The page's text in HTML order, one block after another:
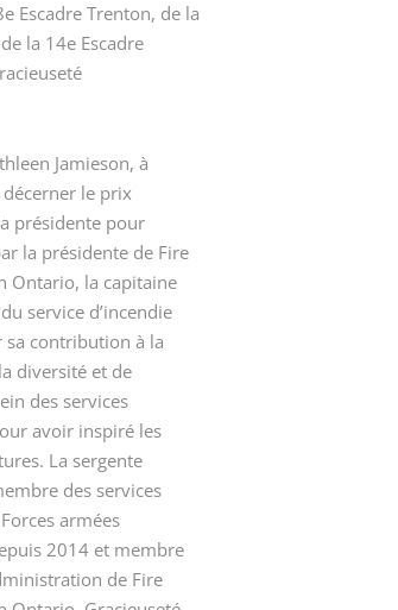
Escadre Trenton, de la
la 14e Escadre
Jamieson, à
décerner le prix
présidente pour
la présidente de Fire
Ontario, la capitaine
service d’incendie
sa contribution à la
diversité et de
des services
avoir inspiré les
La sergente
des services
armées
2014 et membre
de Fire